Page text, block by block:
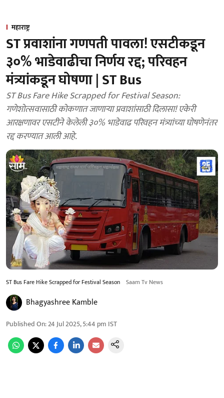
महाराष्ट्र
ST प्रवाशांना गणपती पावला! एसटीकडून
३०% भाडेवाढीचा निर्णय रद्द; परिवहन
मंत्र्यांकडून घोषणा | ST Bus
ST Bus Fare Hike Scrapped for Festival Season:
गणेशोत्सवासाठी कोकणात जाणाऱ्या प्रवाशांसाठी दिलासा! एकेरी
आरक्षणावर एसटीने केलेली ३०% भाडेवाढ परिवहन मंत्र्यांच्या घोषणेनंतर
रद्द करण्यात आली आहे.
ST Bus Fare Hike Scrapped for Festival Season Saam Tv News
Bhagyashree Kamble
Published On:24 Jul 2025, 5:44 pm IST